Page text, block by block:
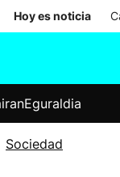
Hoy es noticia
Eguraldia
Sociedad